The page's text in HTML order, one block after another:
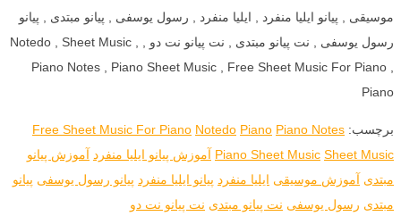
موسیقی , پیانو ایلیا منفرد , ایلیا منفرد , رسول یوسفی , پیانو مبتدی , پیانو
رسول یوسفی , نت پیانو مبتدی , نت پیانو نت دو , Notedo , Sheet Music ,
Piano Notes , Piano Sheet Music , Free Sheet Music For Piano ,
Piano
برچسب: Free Sheet Music For Piano Notedo Piano Piano Notes
Piano Sheet Music Sheet Music آموزش پیانو ایلیا منفرد آموزش پیانو
مبتدی آموزش موسیقی ایلیا منفرد پیانو ایلیا منفرد پیانو رسول یوسفی پیانو
مبتدی رسول یوسفی نت پیانو مبتدی نت پیانو نت دو